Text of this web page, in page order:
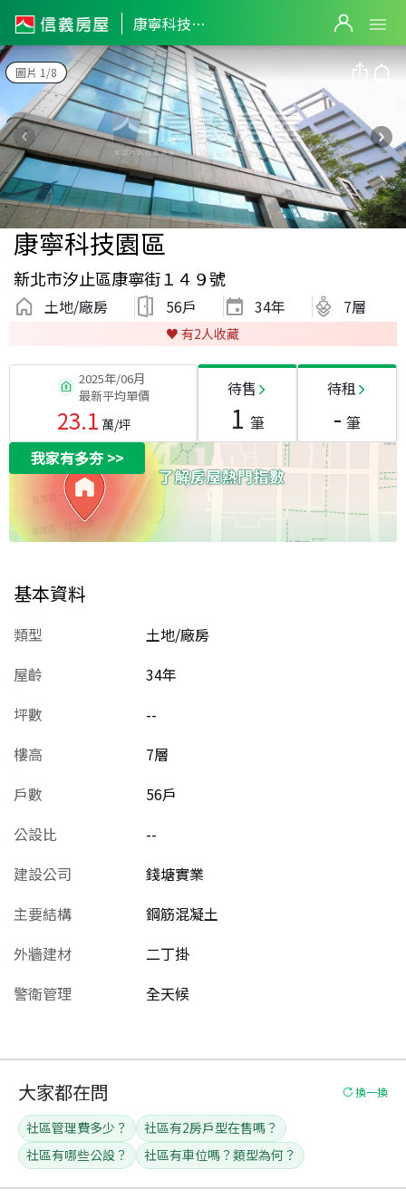
康寧科技園區
圖片 1/8
康寧科技園區
新北市汐止區康寧街１４９號
土地/廠房 56戶 34年 7層
♥️ 有2人收藏
2025年/06月
最新平均單價
23.1 萬/坪
待售
1 筆
待租
- 筆
我家有多夯>>
基本資料
類型
土地/廠房
屋齡
34年
坪數
--
樓高
7層
戶數
56戶
公設比
--
建設公司
錢塘實業
主要結構
鋼筋混凝土
外牆建材
二丁掛
警衛管理
全天候
大家都在問 換一換
社區管理費多少？
社區有2房戶型在售嗎？
社區有哪些公設？
社區有車位嗎？類型為何？